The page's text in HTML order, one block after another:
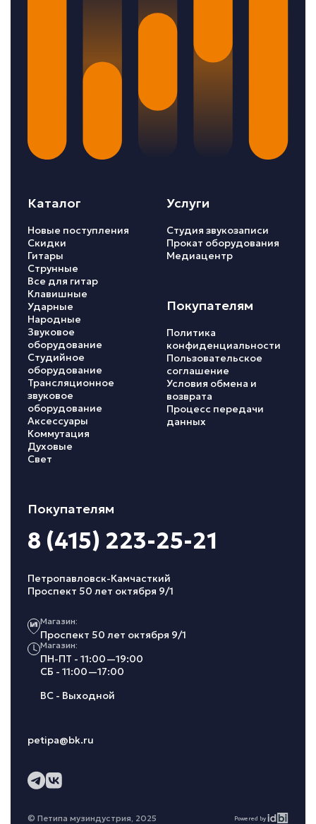
Каталог
Новые поступления
Скидки
Гитары
Струнные
Все для гитар
Клавишные
Ударные
Народные
Звуковое
оборудование
Студийное
оборудование
Трансляционное
звуковое
оборудование
Аксессуары
Коммутация
Духовые
Свет
Услуги
Студия звукозаписи
Прокат оборудования
Медиацентр
Покупателям
Политика
конфиденциальности
Пользовательское
соглашение
Условия обмена и
возврата
Процесс передачи
данных
Покупателям
8 (415) 223-25-21
Петропавловск-Камчасткий
Проспект 50 лет октября 9/1
Магазин:
Проспект 50 лет октября 9/1
Магазин:
ПН-ПТ - 11:00—19:00
СБ - 11:00—17:00
ВС - Выходной
petipa@bk.ru
© Петипа музиндустрия, 2025 Powered by